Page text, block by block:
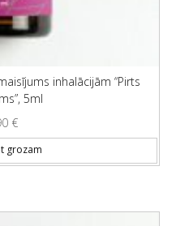
inhalācijām “Pirts
5ml
€
grozam